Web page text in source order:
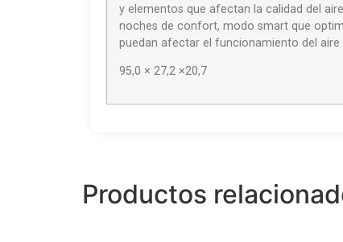
y elementos que afectan la calidad del
noches de confort, modo smart que
puedan afectar el funcionamiento del aire
95,0 × 27,2 ×20,7
Productos